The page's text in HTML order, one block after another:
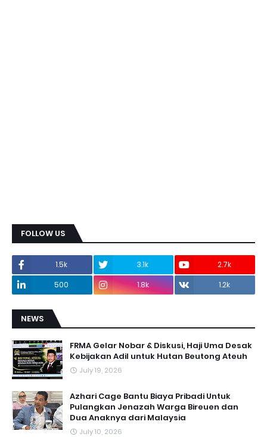
FOLLOW US
1.5k 3.1k
2.7k
500
1.8k 1.2k
NEWS
FRMA Gelar Nobar & Diskusi, Haji Uma Desak
Kebijakan Adil untuk Hutan Beutong Ateuh
July 19, 2026
Azhari Cage Bantu Biaya Pribadi Untuk
Pulangkan Jenazah Warga Bireuen dan
Dua Anaknya dari Malaysia
July 10, 2026